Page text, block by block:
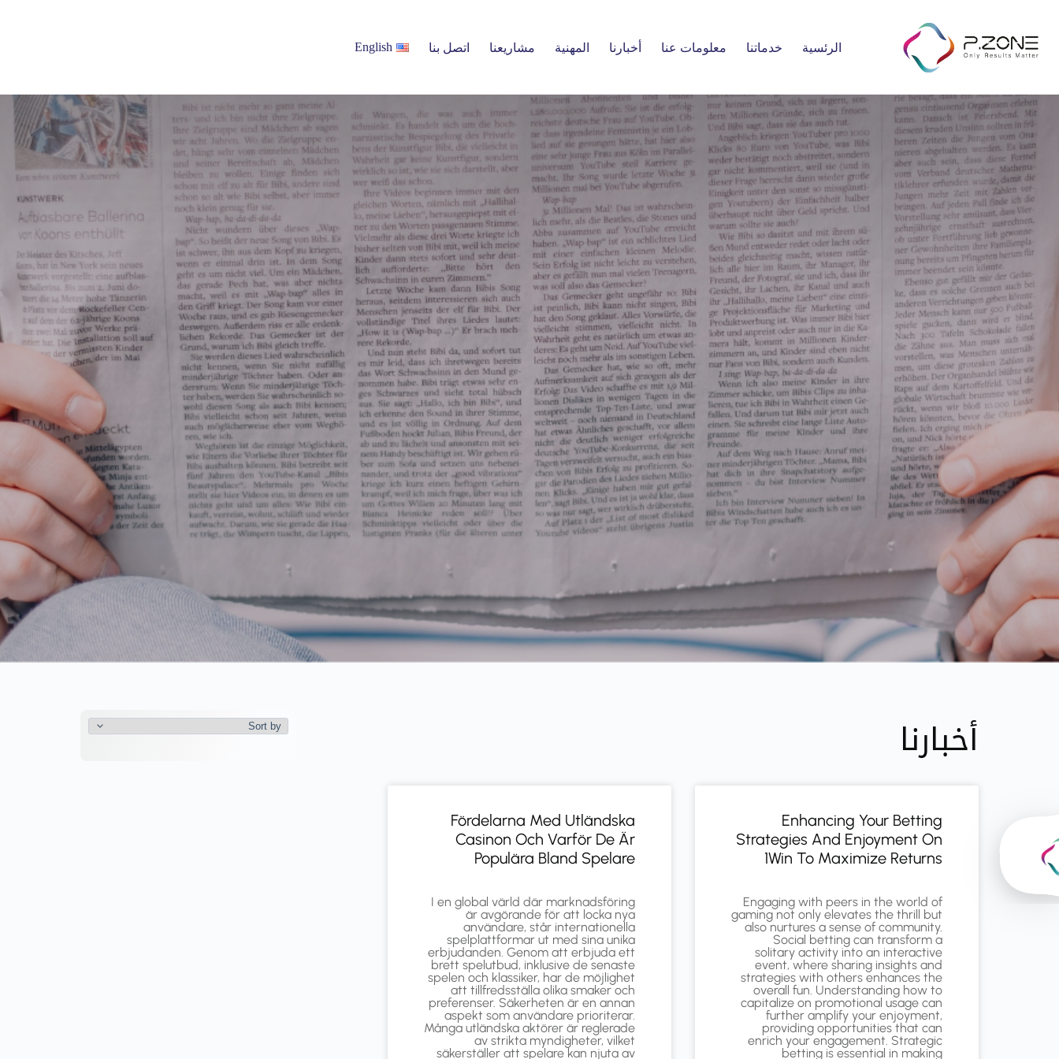
الرئسية خدماتنا معلومات عنا أخبارنا المهنية مشاريعنا اتصل بنا English أخبارنا
أخبارنا
Enhancing Your Betting
Strategies And Enjoyment On
1Win To Maximize Returns
Engaging with peers in the world of
gaming not only elevates the thrill but
also nurtures a sense of community.
Social betting can transform a
solitary activity into an interactive
event, where sharing insights and
strategies with others enhances the
overall fun. Understanding how to
capitalize on promotional usage can
further amplify your enjoyment,
providing opportunities that can
enrich your engagement. Strategic
betting is essential in making
Fördelarna Med Utländska
Casinon Och Varför De Är
Populära Bland Spelare
I en global värld där marknadsföring
är avgörande för att locka nya
användare, står internationella
spelplattformar ut med sina unika
erbjudanden. Genom att erbjuda ett
brett spelutbud, inklusive de senaste
spelen och klassiker, har de möjlighet
att tillfredsställa olika smaker och
preferenser. Säkerheten är en annan
aspekt som användare prioriterar.
Många utländska aktörer är reglerade
av strikta myndigheter, vilket
säkerställer att spelare kan njuta av